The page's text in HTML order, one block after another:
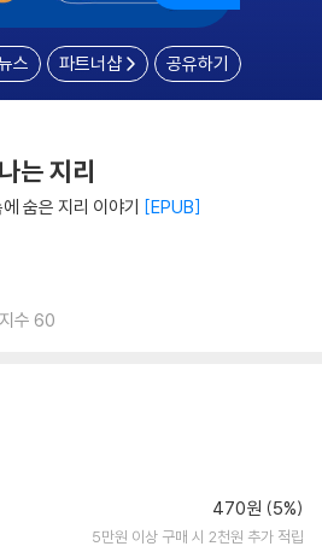
스 파트너샵 공유하기
는 지리
숨은 지리 이야기 EPUB
수 60
470원 (5%)
5만원 이상 구매 시 2천원 추가 적립